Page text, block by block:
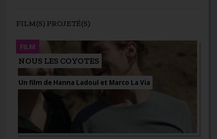
FILM(S) PROJETÉ(S)
NOUS LES COYOTES
Un film de Hanna Ladoul et Marco La Via
FILM